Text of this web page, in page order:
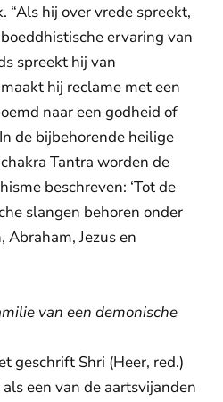
“Als hij over vrede spreekt,
ervaring van
spreekt hij van
hij reclame met een
naar een godheid of
de bijbehorende heilige
Tantra worden de
beschreven: ‘Tot de
slangen behoren onder
Abraham, Jezus en
van een demonische
geschrift Shri (Heer, red.)
een van de aartsvijanden